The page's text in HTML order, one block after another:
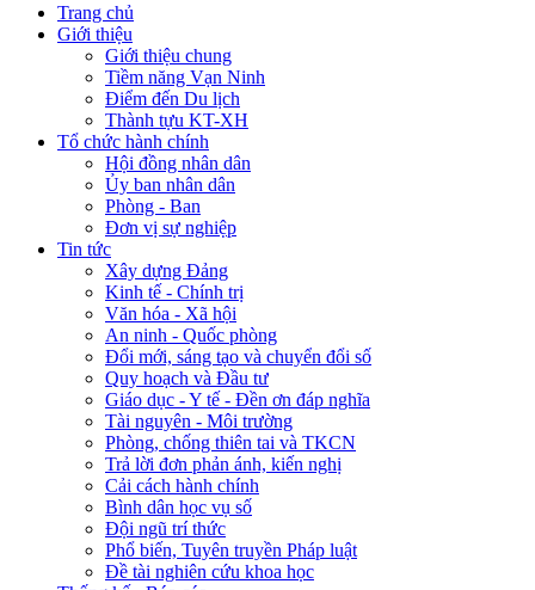
Trang chủ
Giới thiệu
Giới thiệu chung
Tiềm năng Vạn Ninh
Điểm đến Du lịch
Thành tựu KT-XH
Tổ chức hành chính
Hội đồng nhân dân
Ủy ban nhân dân
Phòng - Ban
Đơn vị sự nghiệp
Tin tức
Xây dựng Đảng
Kinh tế - Chính trị
Văn hóa - Xã hội
An ninh - Quốc phòng
Đổi mới, sáng tạo và chuyển đổi số
Quy hoạch và Đầu tư
Giáo dục - Y tế - Đền ơn đáp nghĩa
Tài nguyên - Môi trường
Phòng, chống thiên tai và TKCN
Trả lời đơn phản ánh, kiến nghị
Cải cách hành chính
Bình dân học vụ số
Đội ngũ trí thức
Phổ biến, Tuyên truyền Pháp luật
Đề tài nghiên cứu khoa học